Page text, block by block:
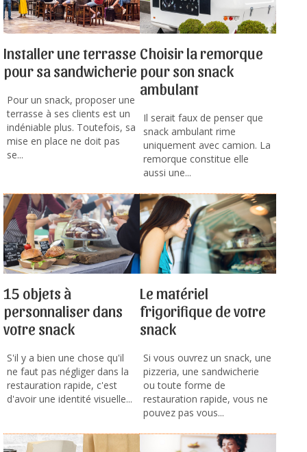
Installer une terrasse
pour sa sandwicherie
Pour un snack, proposer une
terrasse à ses clients est un
indéniable plus. Toutefois, sa
mise en place ne doit pas
se...
Choisir la remorque
pour son snack
ambulant
Il serait faux de penser que
snack ambulant rime
uniquement avec camion. La
remorque constitue elle
aussi une...
15 objets à
personnaliser dans
votre snack
S'il y a bien une chose qu'il
ne faut pas négliger dans la
restauration rapide, c'est
d'avoir une identité visuelle...
Le matériel
frigorifique de votre
snack
Si vous ouvrez un snack, une
pizzeria, une sandwicherie
ou toute forme de
restauration rapide, vous ne
pouvez pas vous...